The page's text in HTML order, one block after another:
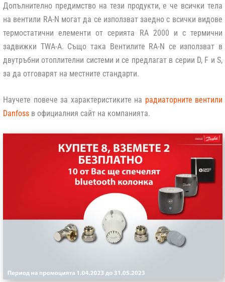
Допълнително предимство на тези продукти, е че всички тела
на вентили RA-N могат да се използват заедно с всички видове
термостатични елементи от серията RA 2000 и с термични
задвижки TWA-A. Също така Вентилите RA-N се използват в
двутръбни отоплителни системи и се предлагат в серии D, F и S,
за да отговарят на местните стандарти.
Научете повече за характеристиките на радиаторните вентили
Danfoss в официалния сайт на компанията.